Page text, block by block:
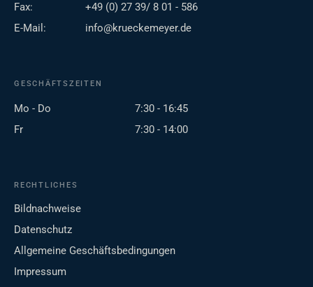
Fax:
+49 (0) 27 39/ 8 01 - 586
E-Mail:
info@krueckemeyer.de
GESCHÄFTSZEITEN
Mo - Do
7:30 - 16:45
Fr
7:30 - 14:00
RECHTLICHES
Bildnachweise
Datenschutz
Allgemeine Geschäftsbedingungen
Impressum